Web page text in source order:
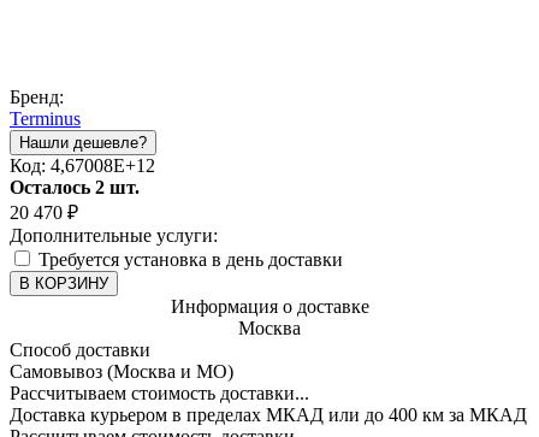
Бренд:
Terminus
Код: 4,67008E+12
Осталось 2 шт.
20 470 ₽
Дополнительные услуги:
Требуется установка в день доставки
В КОРЗИНУ
Информация о доставке
Москва
Способ доставки
Самовывоз (Москва и МО)
Рассчитываем стоимость доставки...
Доставка курьером в пределах МКАД или до 400 км за МКАД